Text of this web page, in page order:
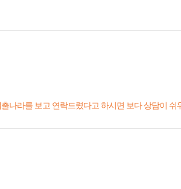
나라를 보고 연락드렸다고 하시면 보다 상담이 쉬